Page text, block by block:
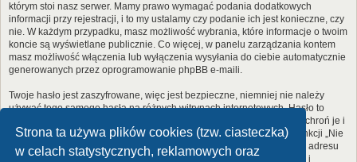
Strona ta używa plików cookies (tzw. ciasteczka)
w celach statystycznych, reklamowych oraz
którym stoi nasz serwer. Mamy prawo wymagać podania dodatkowych
informacji przy rejestracji, i to my ustalamy czy podanie ich jest konieczne, czy
nie. W każdym przypadku, masz możliwość wybrania, które informacje o twoim
koncie są wyświetlane publicznie. Co więcej, w panelu zarządzania kontem
masz możliwość włączenia lub wyłączenia wysyłania do ciebie automatycznie
generowanych przez oprogramowanie phpBB e-maili.
Twoje hasło jest zaszyfrowane, więc jest bezpieczne, niemniej nie należy
używać tego samego hasła na różnych witrynach internetowych. Hasło to
umożliwia dostęp do twojego konta na „Forum Dinozaury.com”, więc chroń je i
w żadnym wypadku nie podawajnikomu. Jeśli je zapomnisz, użyj funkcji „Nie
pamiętam hasła”. Witryna poprosi cię o podanie nazwy użytkownika i adresu
e-mail. Po podaniu tych danych zostanie wygenerowane nowe hasło i